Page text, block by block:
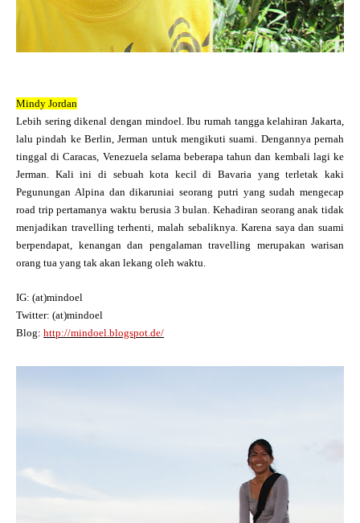
Mindy Jordan
Lebih sering dikenal dengan mindoel. Ibu rumah tangga kelahiran Jakarta,
lalu pindah ke Berlin, Jerman untuk mengikuti suami. Dengannya pernah
tinggal di Caracas, Venezuela selama beberapa tahun dan kembali lagi ke
Jerman. Kali ini di sebuah kota kecil di Bavaria yang terletak kaki
Pegunungan Alpina dan dikaruniai seorang putri yang sudah mengecap
road trip pertamanya waktu berusia 3 bulan. Kehadiran seorang anak tidak
menjadikan travelling terhenti, malah sebaliknya. Karena saya dan suami
berpendapat, kenangan dan pengalaman travelling merupakan warisan
orang tua yang tak akan lekang oleh waktu.
IG: (at)mindoel
Twitter: (at)mindoel
Blog: http://mindoel.blogspot.de/